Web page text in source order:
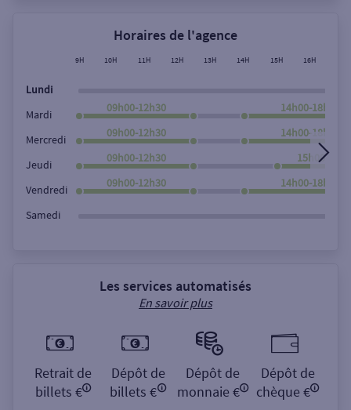
Rechercher
Horaires de l'agence
9H 10H 11H 12H 13H 14H 15H 16H
Lundi
Mardi
09h00-12h30 14h00-18h00
Mercredi
09h00-12h30 14h00-18h00
Jeudi
09h00-12h30 15h00-
Vendredi
09h00-12h30 14h00-18h00
Samedi
Les services automatisés
En savoir plus
Retrait de
billets €
Dépôt de
billets €
Dépôt de
monnaie €
Dépôt de
chèque €